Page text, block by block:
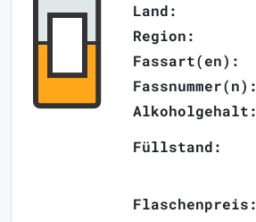
Land:
Region:
Fassart(en):
Fassnummer(n):
Alkoholgehalt:
Füllstand:
Flaschenpreis: